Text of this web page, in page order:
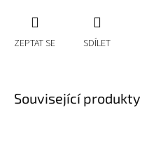
ZEPTAT SE SDÍLET
Související produkty